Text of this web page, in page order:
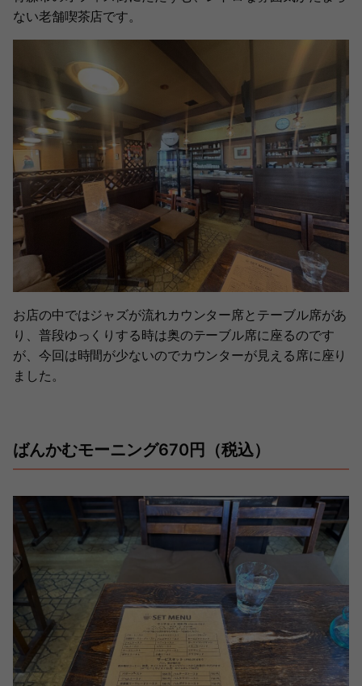
ない老舗喫茶店です。
お店の中ではジャズが流れカウンター席とテーブル席があ
り、普段ゆっくりする時は奥のテーブル席に座るのです
が、今回は時間が少ないのでカウンターが見える席に座り
ました。
ばんかむモーニング670円（税込）